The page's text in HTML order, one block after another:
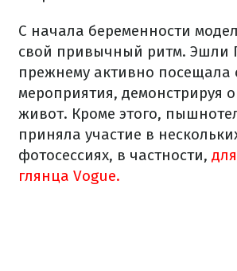
С начала беременности
свой привычный ритм. Эшли
прежнему активно посещала
мероприятия, демонстрируя
живот. Кроме этого,
приняла участие в
фотосессиях, в частности,
глянца Vogue.